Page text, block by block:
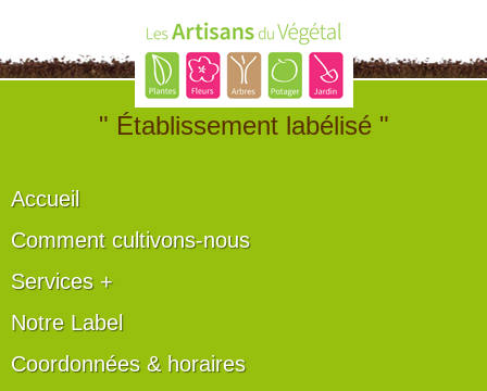
" Établissement labélisé "
Accueil
Comment cultivons-nous
Services +
Notre Label
Coordonnées & horaires